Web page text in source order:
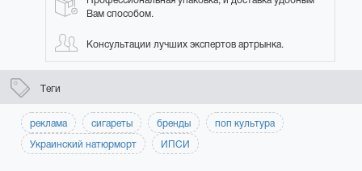
Вам способом.
Консультации лучших экспертов артрынка.
Теги
реклама сигареты бренды
поп культура
Украинский натюрморт
ИПСИ